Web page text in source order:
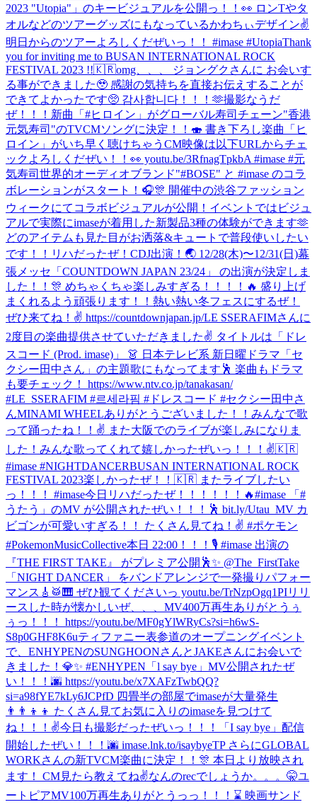
2023 "Utopia"」のキービジュアルを公開っ！！👀 ロンTやタ
オルなどのツアーグッズにもなっているかわちぃデザイン✌
明日からのツアーよろしくだぜいっ！！ #imase #UtopiaThank
you for inviting me to BUSAN INTERNATIONAL ROCK
FESTIVAL 2023 !!🇰🇷omg、、、 ジョングクさんに お会いす
る事ができました🥹 感謝の気持ちを直接お伝えすることが
できてよかったです🥺 감사합니다！！！🫶撮影なうだ
ぜ！！！ 新曲「#ヒロイン」がグローバル寿司チェーン"香港
元気寿司"のTVCMソングに決定！！🍣 書き下ろし楽曲「ヒ
ロイン」がいち早く聴けちゃうCM映像は以下URLからチェ
ックよろしくだぜい！！👀 youtu.be/3RfnagTpkbA #imase #元
気寿司 世界的オーディオブランド"#BOSE" と #imase のコラ
ボレーションがスタート！🎧🎊 開催中の渋谷ファッション
ウィークにてコラボビジュアルが公開！イベントではビジュ
アルで実際にimaseが着用した新製品3種の体験ができます🫶
どのアイテムも見た目がお洒落&キュートで普段使いしたい
です！！ リハだったぜ！ CDJ出演！🌏 12/28(木)〜12/31(日)幕
張メッセ「COUNTDOWN JAPAN 23/24」 の出演が決定しま
した！！🎊 めちゃくちゃ楽しみすぎる！！！！🔥 盛り上げ
まくれるよう頑張ります！！熱い熱い冬フェスにするぜ！
ぜひ来てね！✌️ https://countdownjapan.jp/LE SSERAFIMさんに
2度目の楽曲提供させていただきました✌️ タイトルは「ドレ
スコード (Prod. imase)」 👗 日本テレビ系 新日曜ドラマ「セ
クシー田中さん」の主題歌にもなってます🕺 楽曲もドラマ
も要チェック！ https://www.ntv.co.jp/tanakasan/
#LE_SSERAFIM #르세라핌 #ドレスコード #セクシー田中さ
んMINAMI WHEELありがとうございました！！みんなで歌
って踊ったね！！✌️ また大阪でのライブが楽しみになりま
した！ みんな歌ってくれて嬉しかったぜいっ！！！✌️🇰🇷
#imase #NIGHTDANCERBUSAN INTERNATIONAL ROCK
FESTIVAL 2023楽しかったぜ！！🇰🇷 またライブしたい
っ！！！ #imase今日リハだったぜ！！！！！！🔥#imase 「#
うたう」のMV が公開されたぜい！！！🕺 bit.ly/Utau_MV カ
ビゴンが可愛いすぎる！！ たくさん見てね！✌️ #ポケモン
#PokemonMusicCollective本日 22:00！！！🎙️ #imase 出演の
『THE FIRST TAKE』 がプレミア公開🕺✨ @The_FirstTake
「NIGHT DANCER」 をバンドアレンジで一発撮りパフォー
マンス🎸🥁🎹 ぜひ観てくださいっ youtu.be/TrNzpOgq1PIリリ
ースした時が懐かしいぜ、、、MV400万再生ありがとうぅ
ぅっ！！！ https://youtu.be/MF0gYlWRyCs?si=h6wS-
S8p0GHF8K6uティファニー表参道のオープニングイベント
で、ENHYPENのSUNGHOONさんとJAKEさんにお会いで
きました！💎✨ #ENHYPEN 「l say bye」MV公開されたぜ
い！！！🌆 https://youtu.be/x7XAFzTwbQQ?
si=a98fYE7kLy6JCPfD 四畳半の部屋でimaseが大量発生
👨‍👨‍👦‍👦 たくさん見てお気に入りのimaseを見つけて
ね！！！✌️今日も撮影だったぜいっ！！！
「I say bye」配信
開始したぜい！！！🌆 imase.lnk.to/isaybyeTP さらにGLOBAL
WORKさんの新TVCM楽曲に決定！！🎊 本日より放映され
ます！ CM見たら教えてね✌️なんのrecでしょうか。。。🤫ユ
ートピアMV100万再生ありがとうっっ！！！⌛️ 映画サンド